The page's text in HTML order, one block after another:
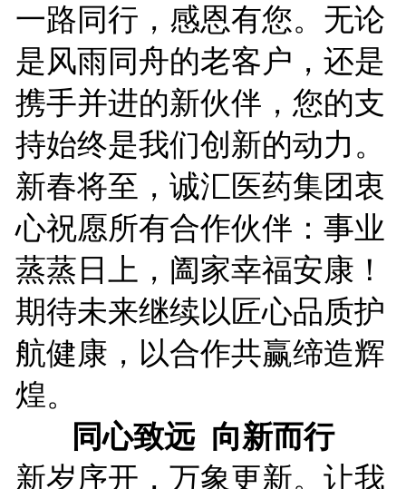
一路同行，感恩有您。无论
是风雨同舟的老客户，还是
携手并进的新伙伴，您的支
持始终是我们创新的动力。
新春将至，诚汇医药集团衷
心祝愿所有合作伙伴：事业
蒸蒸日上，阖家幸福安康！
期待未来继续以匠心品质护
航健康，以合作共赢缔造辉
煌。
同心致远 向新而行
新岁序开，万象更新。让我